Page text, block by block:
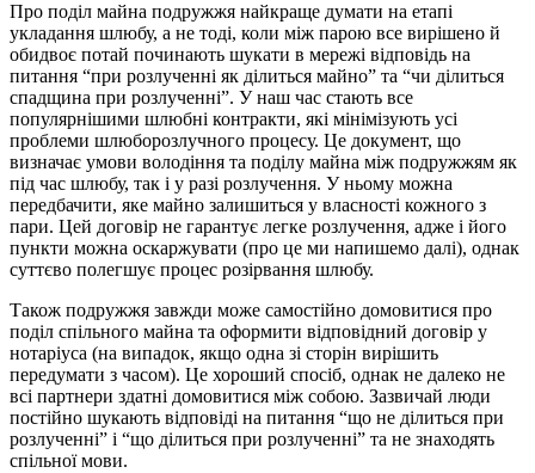
Про поділ майна подружжя найкраще думати на етапі
укладання шлюбу, а не тоді, коли між парою все вирішено й
обидвоє потай починають шукати в мережі відповідь на
питання “при розлученні як ділиться майно” та “чи ділиться
спадщина при розлученні”. У наш час стають все
популярнішими шлюбні контракти, які мінімізують усі
проблеми шлюборозлучного процесу. Це документ, що
визначає умови володіння та поділу майна між подружжям як
під час шлюбу, так і у разі розлучення. У ньому можна
передбачити, яке майно залишиться у власності кожного з
пари. Цей договір не гарантує легке розлучення, адже і його
пункти можна оскаржувати (про це ми напишемо далі), однак
суттєво полегшує процес розірвання шлюбу.
Також подружжя завжди може самостійно домовитися про
поділ спільного майна та оформити відповідний договір у
нотаріуса (на випадок, якщо одна зі сторін вирішить
передумати з часом). Це хороший спосіб, однак не далеко не
всі партнери здатні домовитися між собою. Зазвичай люди
постійно шукають відповіді на питання “що не ділиться при
розлученні” і “що ділиться при розлученні” та не знаходять
спільної мови.